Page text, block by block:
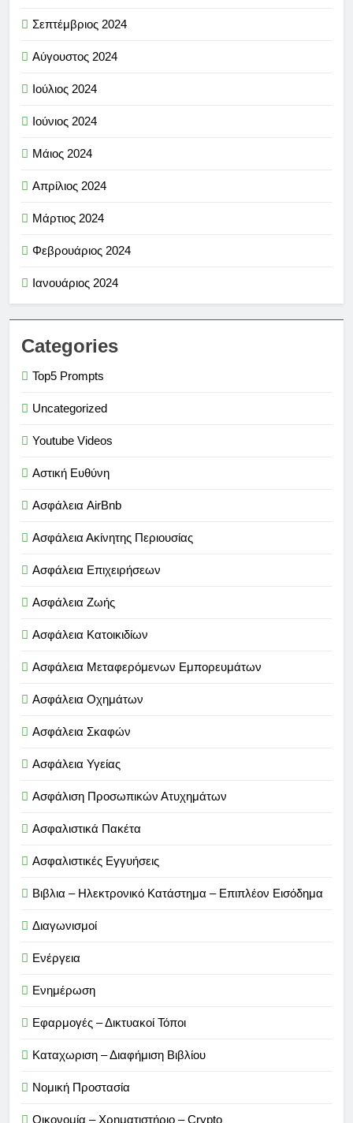
Σεπτέμβριος 2024
Αύγουστος 2024
Ιούλιος 2024
Ιούνιος 2024
Μάιος 2024
Απρίλιος 2024
Μάρτιος 2024
Φεβρουάριος 2024
Ιανουάριος 2024
Categories
Top5 Prompts
Uncategorized
Youtube Videos
Αστική Ευθύνη
Ασφάλεια AirBnb
Ασφάλεια Ακίνητης Περιουσίας
Ασφάλεια Επιχειρήσεων
Ασφάλεια Ζωής
Ασφάλεια Κατοικιδίων
Ασφάλεια Μεταφερόμενων Εμπορευμάτων
Ασφάλεια Οχημάτων
Ασφάλεια Σκαφών
Ασφάλεια Υγείας
Ασφάλιση Προσωπικών Ατυχημάτων
Ασφαλιστικά Πακέτα
Ασφαλιστικές Εγγυήσεις
Βιβλια – Ηλεκτρονικό Κατάστημα – Επιπλέον Εισόδημα
Διαγωνισμοί
Ενέργεια
Ενημέρωση
Εφαρμογές – Δικτυακοί Τόποι
Καταχωριση – Διαφήμιση Βιβλίου
Νομική Προστασία
Οικονομία – Χρηματιστήριο – Crypto